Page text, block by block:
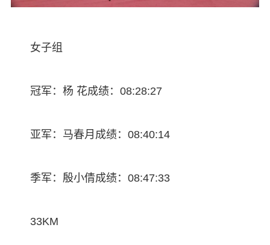
女子组
冠军：杨 花成绩：08:28:27
亚军：马春月成绩：08:40:14
季军：殷小倩成绩：08:47:33
33KM